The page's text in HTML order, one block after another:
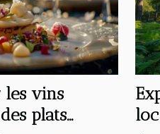
les vins
plats